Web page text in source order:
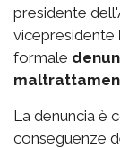
presidente
vicepresidente
formale
La denuncia è
conseguenze